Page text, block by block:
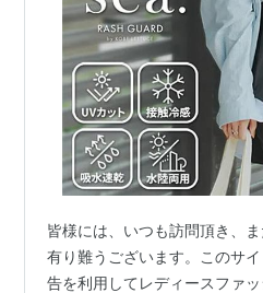
皆様には、いつも訪問頂き、
有り難うございます。このサ
告を利用してレディースファッ